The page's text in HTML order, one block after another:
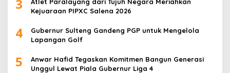
3
Kejuaraan PIPXC Salena 2026
4
Gubernur Sulteng Gandeng PGP untuk Mengelola
Lapangan Golf
5
Anwar Hafid Tegaskan Komitmen Bangun Generasi
Unggul Lewat Piala Gubernur Liga 4